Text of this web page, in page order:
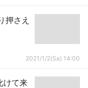
押さえ
2021/1/2(Sa) 14:00
けて来